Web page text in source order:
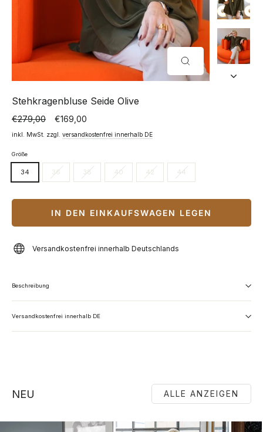
SCHLIESSEN (
ESC)
Stehkragenbluse Seide Olive
Normaler
Preis
€279,00
Sonderpreis €169,00
inkl. MwSt. zzgl. versandkostenfrei innerhalb DE
Größe
34 36 38 40 42 44
IN DEN EINKAUFSWAGEN LEGEN
Versandkostenfrei innerhalb Deutschlands
Beschreibung
Versandkostenfrei innerhalb DE
NEU ALLE ANZEIGEN